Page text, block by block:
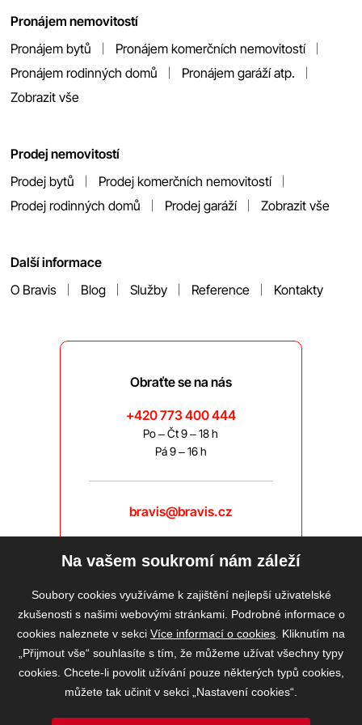
Pronájem nemovitostí
Pronájem bytů
Pronájem komerčních nemovitostí
Pronájem rodinných domů
Pronájem garáží atp.
Zobrazit vše
Prodej nemovitostí
Prodej bytů
Prodej komerčních nemovitostí
Prodej rodinných domů
Prodej garáží Zobrazit vše
Další informace
O Bravis
Blog Služby Reference Kontakty
Obraťte se na nás
+420 773 400 444
Po – Čt 9 – 18 h
Pá 9 – 16 h
bravis@bravis.cz
Na vašem soukromí nám záleží
Soubory cookies využíváme k zajištění nejlepší uživatelské
zkušenosti s našimi webovými stránkami. Podrobné informace o
cookies naleznete v sekci Více informací o cookies . Kliknutím na
„Přijmout vše“ souhlasíte s tím, že můžeme užívat všechny typy
cookies. Chcete-li povolit užívání pouze některých typů cookies,
můžete tak učinit v sekci „Nastavení cookies“.